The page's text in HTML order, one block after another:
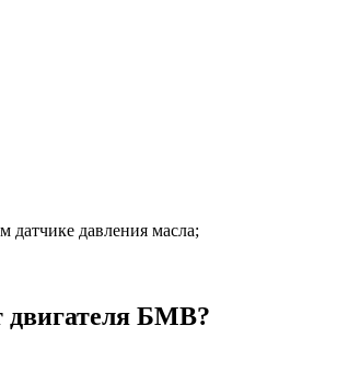
давления масла;
двигателя БМВ?